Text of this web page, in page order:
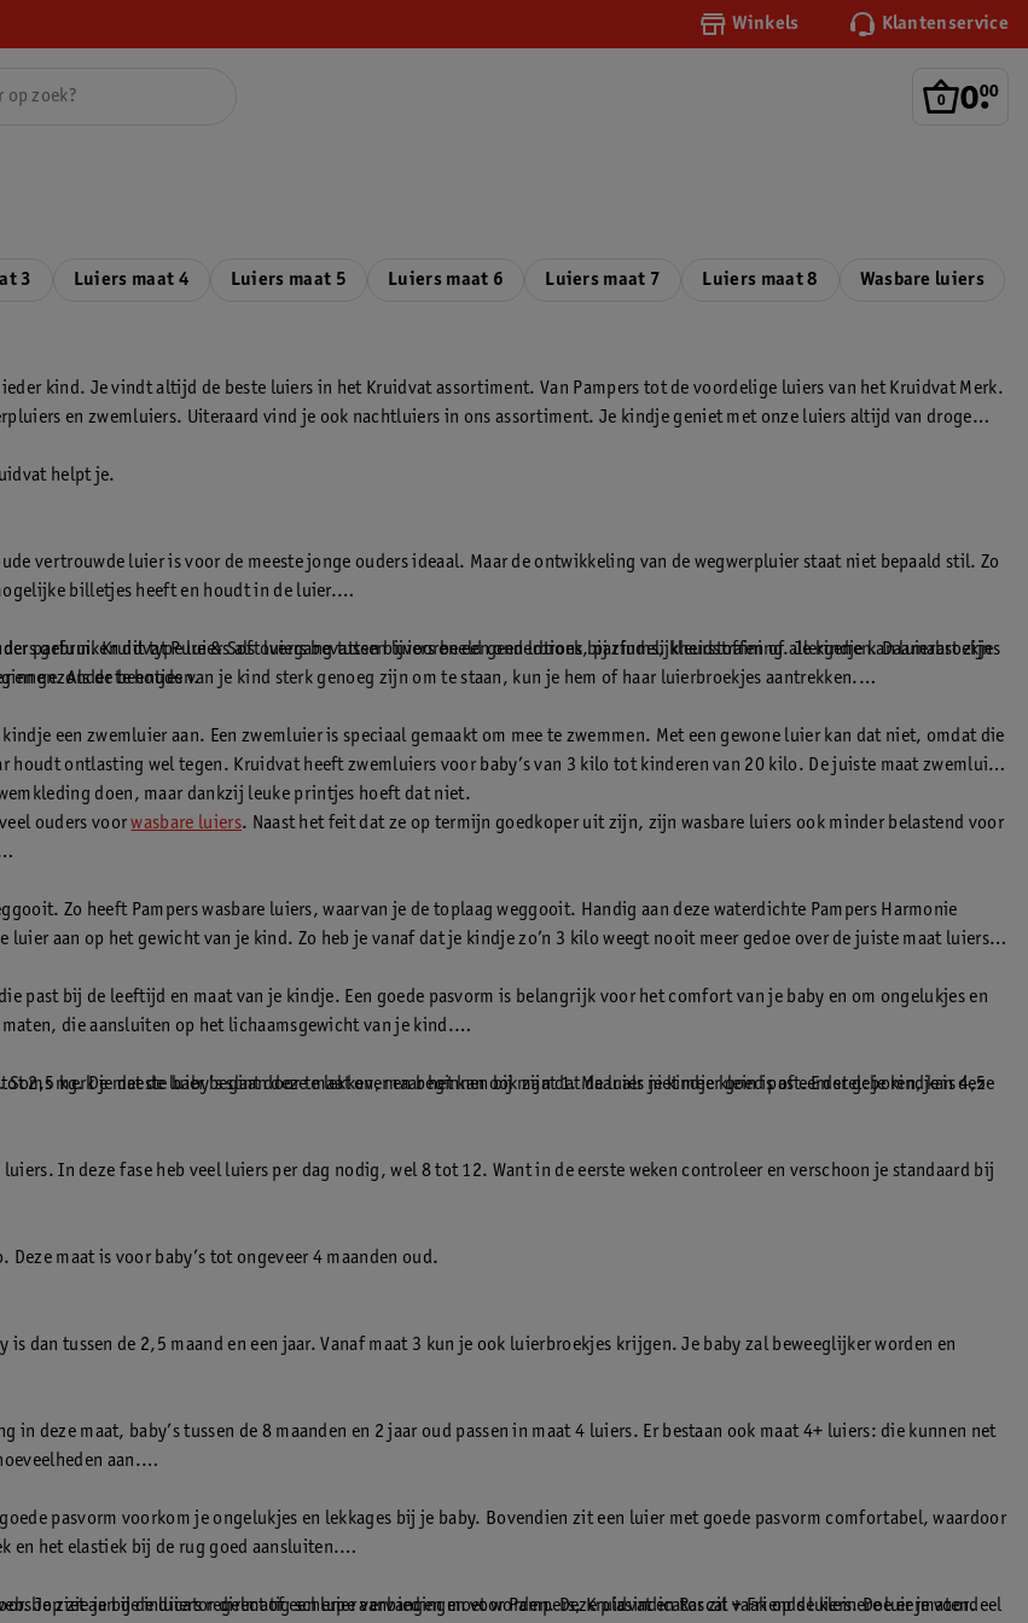
Winkels Klantenservice
0.
00
3 Luiers maat 4 Luiers maat 5 Luiers maat 6 Luiers maat 7 Luiers maat 8 Wasbare luiers
kind. Je vindt altijd de beste luiers in het Kruidvat assortiment. Van Pampers tot de voordelige luiers van het Kruidvat Merk.
en zwemluiers. Uiteraard vind je ook nachtluiers in ons assortiment. Je kindje geniet met onze luiers altijd van droge
helpt je.
vertrouwde luier is voor de meeste jonge ouders ideaal. Maar de ontwikkeling van de wegwerpluier staat niet bepaald stil. Zo
billetjes heeft en houdt in de luier.
parfum. Kruidvat Pure & Soft luiers bevatten bijvoorbeeld geen lotions, parfums, kleurstoffen of allergenen. Daarnaast zijn
en gezonder te houden.
gebruiken dit type luiers als overgang tussen luiers en een onderbroek bij zindelijkheidstraining. Je kindje kan luierbroekjes
Als de beentjes van je kind sterk genoeg zijn om te staan, kun je hem of haar luierbroekjes aantrekken.
een zwemluier aan. Een zwemluier is speciaal gemaakt om mee te zwemmen. Met een gewone luier kan dat niet, omdat die
ontlasting wel tegen. Kruidvat heeft zwemluiers voor baby’s van 3 kilo tot kinderen van 20 kilo. De juiste maat zwemluier
doen, maar dankzij leuke printjes hoeft dat niet.
ouders voorwasbare luiers. Naast het feit dat ze op termijn goedkoper uit zijn, zijn wasbare luiers ook minder belastend voor
Zo heeft Pampers wasbare luiers, waarvan je de toplaag weggooit. Handig aan deze waterdichte Pampers Harmonie
aan op het gewicht van je kind. Zo heb je vanaf dat je kindje zo’n 3 kilo weegt nooit meer gedoe over de juiste maat luiers.
past bij de leeftijd en maat van je kindje. Een goede pasvorm is belangrijk voor het comfort van je baby en om ongelukjes en
die aansluiten op het lichaamsgewicht van je kind.
merk je dat de luier begint door te lekken, maar het kan ook zijn dat de luier niet meer goed past. En stel: je kindje is 4,5
2,5 kg. De meeste baby’s slaan deze maat over en beginnen bij maat 1. Maar als je kindje klein is of eerder geboren, kan deze
In deze fase heb veel luiers per dag nodig, wel 8 tot 12. Want in de eerste weken controleer en verschoon je standaard bij
maat is voor baby’s tot ongeveer 4 maanden oud.
dan tussen de 2,5 maand en een jaar. Vanaf maat 3 kun je ook luierbroekjes krijgen. Je baby zal beweeglijker worden en
in deze maat, baby’s tussen de 8 maanden en 2 jaar oud passen in maat 4 luiers. Er bestaan ook maat 4+ luiers: die kunnen net
aan.
pasvorm voorkom je ongelukjes en lekkages bij je baby. Bovendien zit een luier met goede pasvorm comfortabel, waardoor
en het elastiek bij de rug goed aansluiten.
Je ziet aan de indicator direct of een luier vervangen moet worden. Deze plasindicator zit vaak op de kleinere luiermaten.
zie je bij de luiers regelmatig scherpe aanbiedingen voor Pampers, Kruidvat en Rascal + Friends luiers. Doe er je voordeel